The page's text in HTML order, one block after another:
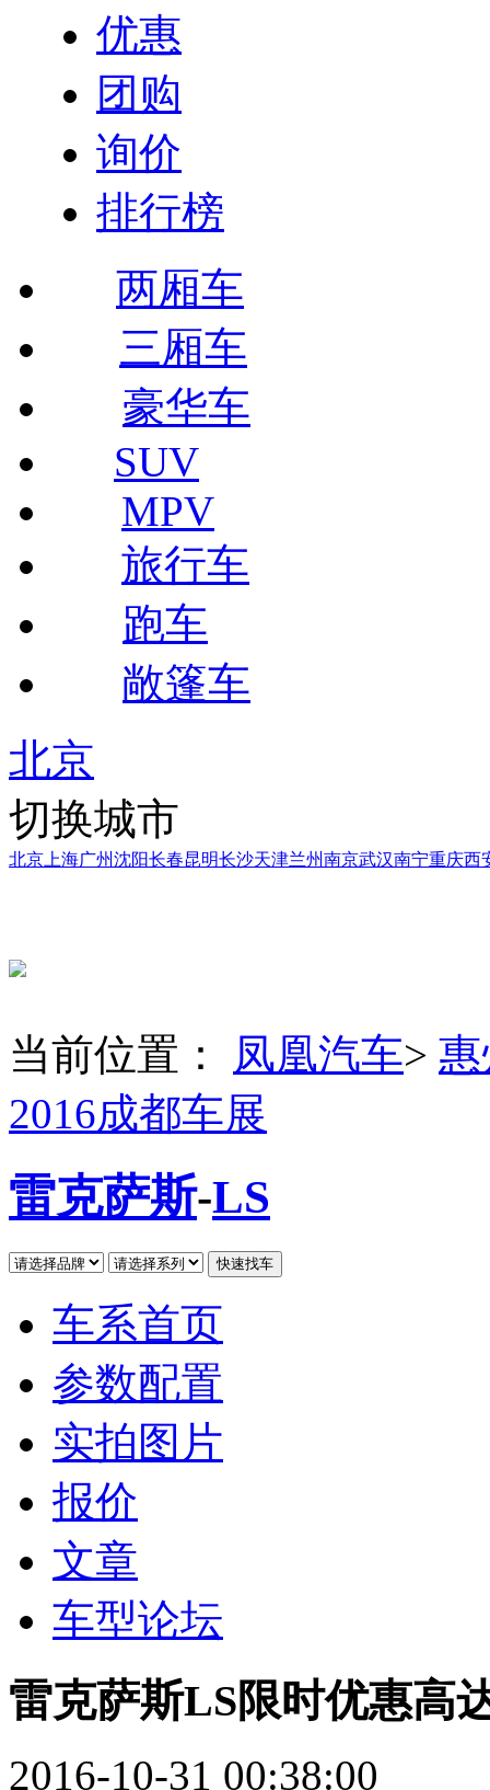
优惠
团购
询价
排行榜
两厢车
三厢车
豪华车
SUV
MPV
旅行车
跑车
敞篷车
北京
切换城市
北京 上海广州沈阳长春昆明长沙天津兰州南京武汉南宁重庆西
当前位置： 凤凰汽车>
2016成都车展
雷克萨斯-LS
车系首页
参数配置
实拍图片
报价
文章
车型论坛
雷克萨斯LS限时优惠高
2016-10-31 00:38:00